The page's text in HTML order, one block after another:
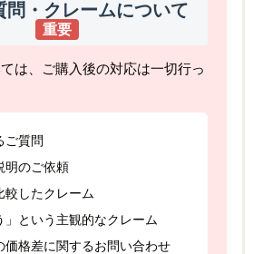
問・クレームについて
重要
は、ご購入後の対応は一切行っ
ご質問
明のご依頼
較したクレーム
」という主観的なクレーム
価格差に関するお問い合わせ